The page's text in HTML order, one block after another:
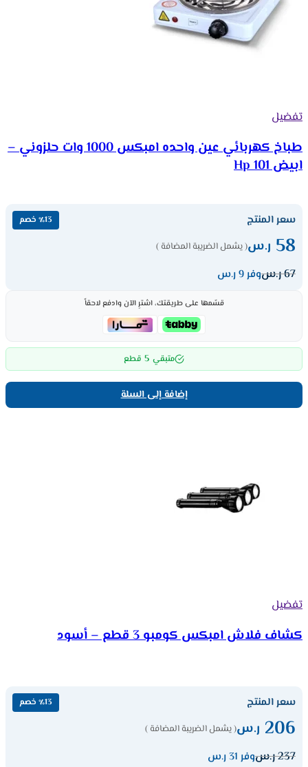
تفضيل
طباخ كهربائي عين واحده امبكس 1000 وات حلزوني –
ابيض Hp 101
سعر المنتج ٪13 خصم
58 ر.س( يشمل الضريبة المضافة )
67ر.سوفر 9 ر.س
قسّمها على طريقتك، اشترِ الآن وادفع لاحقاً
متبقي 5 قطع
إضافة إلى السلة
تفضيل
كشاف فلاش امبكس كومبو 3 قطع – أسود
سعر المنتج ٪13 خصم
206 ر.س( يشمل الضريبة المضافة )
237ر.سوفر 31 ر.س